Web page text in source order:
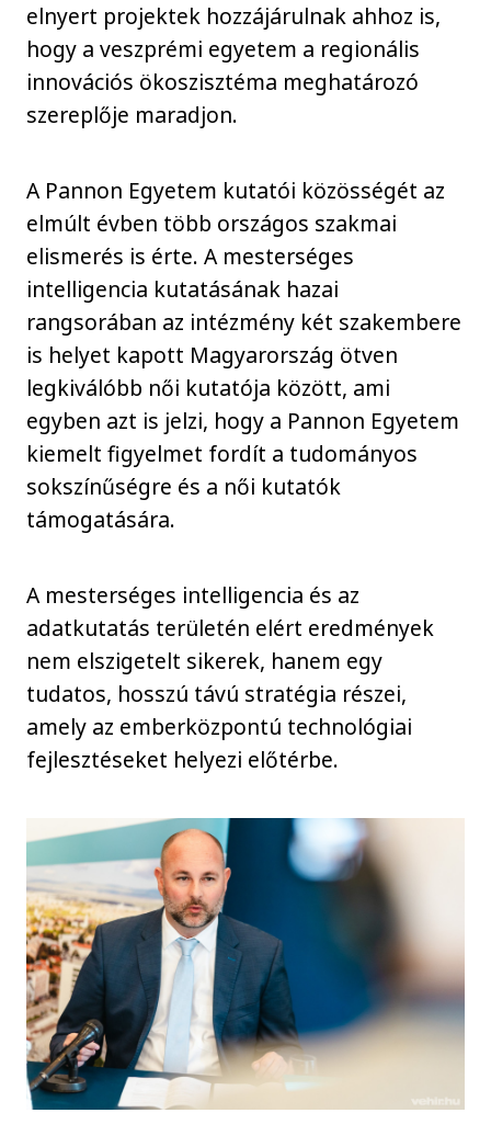
elnyert projektek hozzájárulnak ahhoz is,
hogy a veszprémi egyetem a regionális
innovációs ökoszisztéma meghatározó
szereplője maradjon.
A Pannon Egyetem kutatói közösségét az
elmúlt évben több országos szakmai
elismerés is érte. A mesterséges
intelligencia kutatásának hazai
rangsorában az intézmény két szakembere
is helyet kapott Magyarország ötven
legkiválóbb női kutatója között, ami
egyben azt is jelzi, hogy a Pannon Egyetem
kiemelt figyelmet fordít a tudományos
sokszínűségre és a női kutatók
támogatására.
A mesterséges intelligencia és az
adatkutatás területén elért eredmények
nem elszigetelt sikerek, hanem egy
tudatos, hosszú távú stratégia részei,
amely az emberközpontú technológiai
fejlesztéseket helyezi előtérbe.